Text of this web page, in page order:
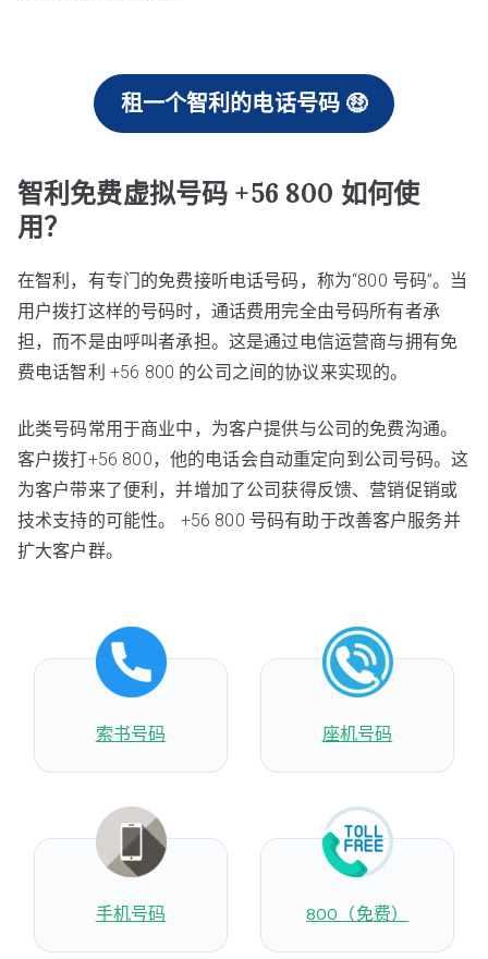
租一个智利的电话号码 🤑
智利免费虚拟号码 +56 800 如何使
用？
在智利，有专门的免费接听电话号码，称为“800 号码”。当
用户拨打这样的号码时，通话费用完全由号码所有者承
担，而不是由呼叫者承担。这是通过电信运营商与拥有免
费电话智利 +56 800 的公司之间的协议来实现的。
此类号码常用于商业中，为客户提供与公司的免费沟通。
客户拨打+56 800，他的电话会自动重定向到公司号码。这
为客户带来了便利，并增加了公司获得反馈、营销促销或
技术支持的可能性。 +56 800 号码有助于改善客户服务并
扩大客户群。
索书号码 座机号码
手机号码 800（免费）